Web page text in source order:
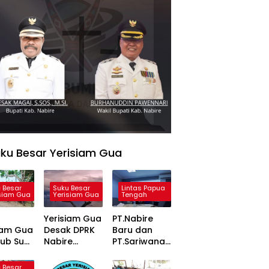
Besar Yerisiam Gua
Besar
Gua
Gua
Suku
Suku Besar
Yerisiam Gua
Yerisiam Gua
Desak DPRK
Nabire
Perda
Lintas Papua
Tengah
PT.Nabire
Baru dan
PT.Sariwana
Bantu Listrik
Besar